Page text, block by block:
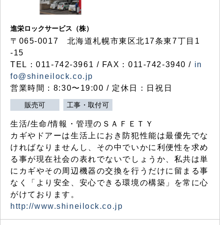
進栄ロックサービス（株）
〒065-0017 北海道札幌市東区北17条東7丁目1
-15
TEL：011-742-3961 / FAX：011-742-3940 / in
fo@shineilock.co.jp
営業時間：8:30〜19:00 / 定休日：日祝日
販売可 工事・取付可
生活/生命/情報・管理のＳＡＦＥＴＹ
カギやドアーは生活上におき防犯性能は最優先でな
ければなりませんし、その中でいかに利便性を求め
る事が現在社会の表れでないでしょうか、私共は単
にカギやその周辺機器の交換を行うだけに留まる事
なく「より安全、安心できる環境の構築」を常に心
がけております。
http://www.shineilock.co.jp